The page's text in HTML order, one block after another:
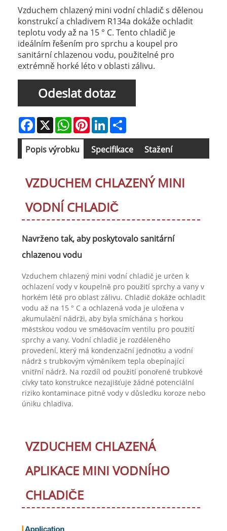
Vzduchem chlazený mini vodní chladič s dělenou
konstrukcí a chladivem R134a dokáže ochladit
teplotu vody až na 15 ° C. Tento chladič je
ideálním řešením pro sprchu a koupel pro
sanitární chlazenou vodu, použitelné pro
extrémně horké léto v oblasti zálivu.
Odeslat dotaz
Facebook
X WhatsAppPinterestLinkedIn
Popis výrobku Specifikace Stažení
VZDUCHEM CHLAZENÝ MINI
VODNÍ CHLADIČ
Navrženo tak, aby poskytovalo sanitární
chlazenou vodu
Vzduchem chlazený mini vodní chladič je určen k
ochlazení vody v koupelně pro použití sprchy a vany v
horkém létě pro oblast zálivu. Chladič dokáže ochladit
vodu až na 15 ° C a ochlazená voda je uložena v
akumulační nádrži, aby byla smíchána s horkou
městskou vodou ve směšovacím ventilu pro použití
sprchy a vany. Vodní chladič je rozděleného
provedení, který má kondenzační jednotku a vodní
nádrž s trubkovým výměníkem tepla obepínající
vnitřní nádrž. Na rozdíl od použití ponořené trubkové
cívky tato konstrukce nezajišťuje žádné potenciální
riziko kontaminace pitné vody v důsledku koroze nebo
úniku chladiva.
VZDUCHEM CHLAZENÁ
APLIKACE MINI VODNÍHO
CHLADIČE